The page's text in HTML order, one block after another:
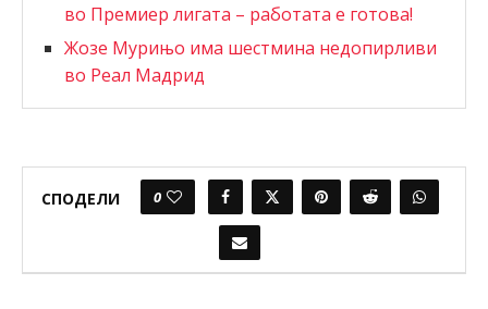
во Премиер лигата – работата е готова!
Жозе Мурињо има шестмина недопирливи
во Реал Мадрид
СПОДЕЛИ 0